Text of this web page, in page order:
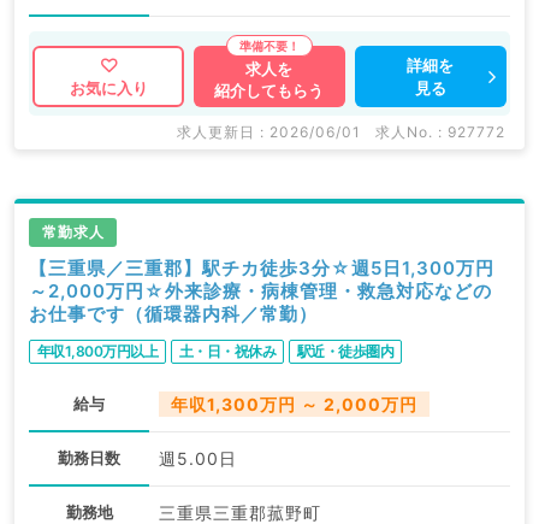
お気に入り
求人を
紹介してもらう
詳細を
見る
求人更新日 : 2026/06/01 求人No. : 927772
常勤求人
【三重県／三重郡】駅チカ徒歩3分☆週5日1,300万円
～2,000万円☆外来診療・病棟管理・救急対応などの
お仕事です（循環器内科／常勤）
年収1,800万円以上 土・日・祝休み 駅近・徒歩圏内
給与 年収1,300万円 ～ 2,000万円
勤務日数 週5.00日
勤務地 三重県三重郡菰野町